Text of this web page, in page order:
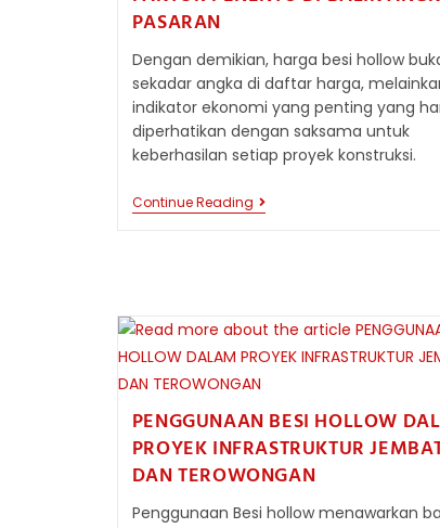
PASARAN
Dengan demikian, harga besi hollow
sekadar angka di daftar harga,
indikator ekonomi yang penting yang
diperhatikan dengan saksama untuk
keberhasilan setiap proyek konstruksi.
Continue ReadingMENGUNGKAP
HARGA
BALIK
ANGKA
DI
PASARAN
PENGGUNAAN BESI HOLLOW
PROYEK INFRASTRUKTUR
DAN TEROWONGAN
Penggunaan Besi hollow menawarkan